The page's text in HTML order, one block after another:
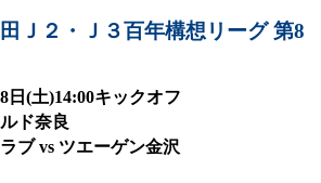
Ｊ２・Ｊ３百年構想リーグ 第8
日(土)14:00キックオフ
ド奈良
ブ vs ツエーゲン金沢